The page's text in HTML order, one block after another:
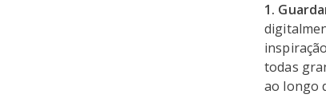
1.
todas
ao longo